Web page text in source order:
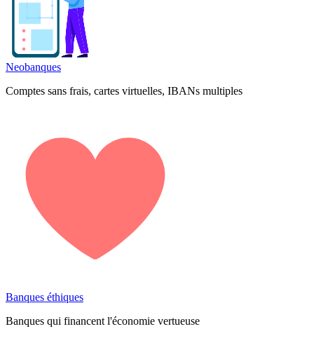
Neobanques
Comptes sans frais, cartes virtuelles, IBANs multiples
Banques éthiques
Banques qui financent l'économie vertueuse